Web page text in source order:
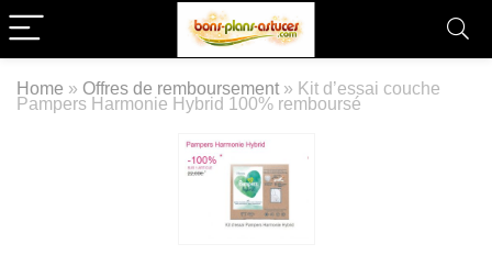
Home » Offres de remboursement » Kit d’essai couche
Pampers Harmonie Hybrid 100% remboursé